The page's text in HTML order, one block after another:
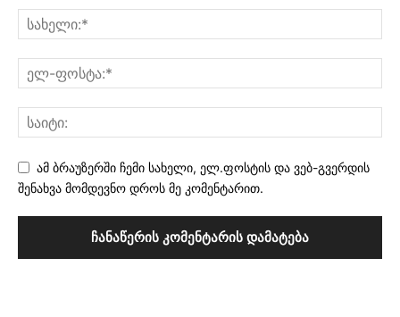
ამ ბრაუზერში ჩემი სახელი, ელ.ფოსტის და ვებ-გვერდის
შენახვა მომდევნო დროს მე კომენტარით.